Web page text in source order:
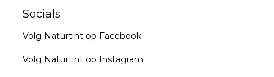
Socials
Volg Naturtint op Facebook
Volg Naturtint op Instagram